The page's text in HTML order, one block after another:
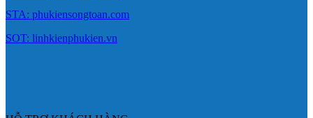
STA: phukiensongtoan.com
SOT: linhkienphukien.vn